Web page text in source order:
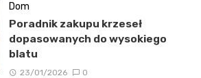
Dom
Poradnik zakupu krzeseł
dopasowanych do wysokiego
blatu
23/01/2026 0